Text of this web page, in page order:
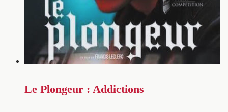
Le Plongeur : Addictions